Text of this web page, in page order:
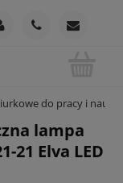
do pracy i nauki
lampa
21 Elva LED